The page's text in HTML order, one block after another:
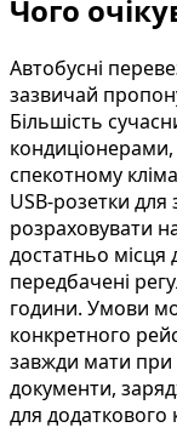
Чого
Автобусні
зазвичай
Більшість
спекотному
USB-розетки
розраховувати
достатньо
передбачені
години. Умови
конкретного
завжди мати при
документи,
для додаткового